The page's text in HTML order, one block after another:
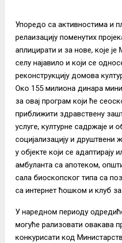
Упоредо са активностима и
релаизацију поменутих
аплицирати и за нове, које
селу најавило и који се
реконструкцију домова
Око 155 милиона динара
за овај програм који ће
приближити здравствену
услуге, културне садржаје и
социјализацију и друштвени
у објекте који се адаптирају
амбуланта са апотеком,
сала биоскопског типа са
са интернет ћошком и клуб
У наредном периоду
могуће рализовати овакава
конкурисати код